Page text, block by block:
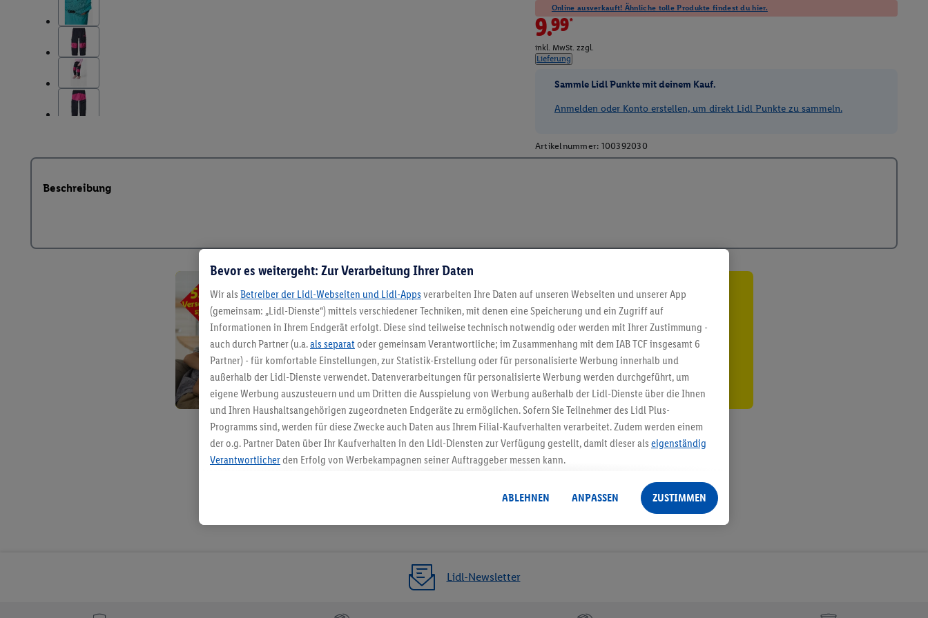
Online ausverkauft! Ähnliche tolle Produkte findest du hier.
9.99*
inkl. MwSt. zzgl.
Lieferung
Sammle Lidl Punkte mit deinem Kauf.
Anmelden oder Konto erstellen, um direkt Lidl Punkte zu sammeln.
Artikelnummer: 100392030
Beschreibung
5.95 € Versand sparen³²ᵃ
Jetzt zum Newsletter anmelden
Gutschein sichern!
Lidl-Newsletter
Bevor es weitergeht: Zur Verarbeitung Ihrer Daten
Wir als Betreiber der Lidl-Webseiten und Lidl-Apps verarbeiten Ihre Daten auf unseren Webseiten und unserer App
(gemeinsam: „Lidl-Dienste“) mittels verschiedener Techniken, mit denen eine Speicherung und ein Zugriff auf
Informationen in Ihrem Endgerät erfolgt. Diese sind teilweise technisch notwendig oder werden mit Ihrer Zustimmung -
auch durch Partner (u.a.als separat oder gemeinsam Verantwortliche; im Zusammenhang mit dem IAB TCF insgesamt 6
Partner) - für komfortable Einstellungen, zur Statistik-Erstellung oder für personalisierte Werbung innerhalb und
außerhalb der Lidl-Dienste verwendet. Datenverarbeitungen für personalisierte Werbung werden durchgeführt, um
eigene Werbung auszusteuern und um Dritten die Ausspielung von Werbung außerhalb der Lidl-Dienste über die Ihnen
und Ihren Haushaltsangehörigen zugeordneten Endgeräte zu ermöglichen. Sofern Sie Teilnehmer des Lidl Plus-
Programms sind, werden für diese Zwecke auch Daten aus Ihrem Filial-Kaufverhalten verarbeitet. Zudem werden einem
der o.g. Partner Daten über Ihr Kaufverhalten in den Lidl-Diensten zur Verfügung gestellt, damit dieser als eigenständig
Verantwortlicherden Erfolg von Werbekampagnen seiner Auftraggeber messen kann.
angereicherten Profilen. Dies umfasst die Zusammenführung von Daten (z.B. über Ihre Nutzung der Lidl-Dienste, Ihr
Kaufverhalten in den Lidl-Diensten, Informationen aus Ihrem Kundenkonto - z.B. Alter oder Geschlecht - sowie Ihre
genauen Standortdaten) auch über verschiedene Endgeräte und Lidl-Dienste hinweg einschließlich dem Speichern von
Erfolgsmessung der Werbung, zur Zielgruppenforschung, zur Entwicklung von Angeboten sowie zur technischen
Sicherung und Optimierung dieser Werbeausspielungen.
ABLEHNEN ANPASSEN ZUSTIMMEN